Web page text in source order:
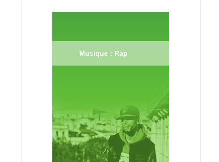
Musique : Rap